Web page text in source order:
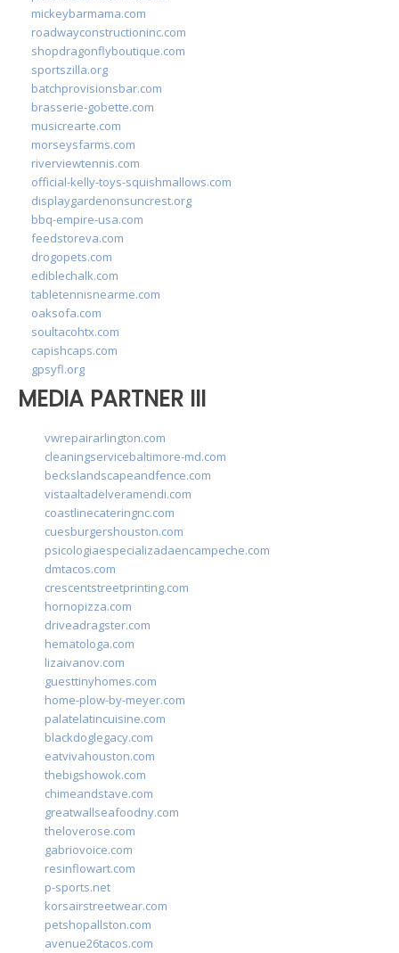
mickeybarmama.com
roadwayconstructioninc.com
shopdragonflyboutique.com
sportszilla.org
batchprovisionsbar.com
brasserie-gobette.com
musicrearte.com
morseysfarms.com
riverviewtennis.com
official-kelly-toys-squishmallows.com
displaygardenonsuncrest.org
bbq-empire-usa.com
feedstoreva.com
drogopets.com
ediblechalk.com
tabletennisnearme.com
oaksofa.com
soultacohtx.com
capishcaps.com
gpsyfl.org
MEDIA PARTNER III
vwrepairarlington.com
cleaningservicebaltimore-md.com
beckslandscapeandfence.com
vistaaltadelveramendi.com
coastlinecateringnc.com
cuesburgershouston.com
psicologiaespecializadaencampeche.com
dmtacos.com
crescentstreetprinting.com
hornopizza.com
driveadragster.com
hematologa.com
lizaivanov.com
guesttinyhomes.com
home-plow-by-meyer.com
palatelatincuisine.com
blackdoglegacy.com
eatvivahouston.com
thebigshowok.com
chimeandstave.com
greatwallseafoodny.com
theloverose.com
gabriovoice.com
resinflowart.com
p-sports.net
korsairstreetwear.com
petshopallston.com
avenue26tacos.com